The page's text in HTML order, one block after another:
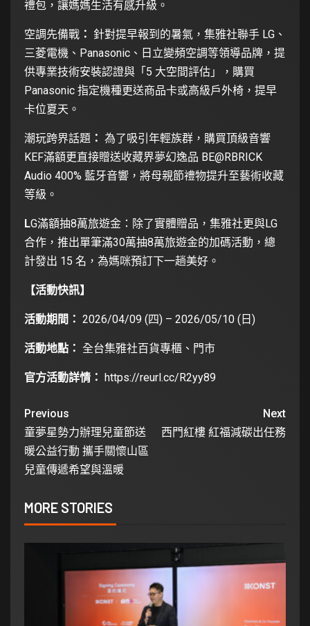
禮包，讓媽媽生活有感升級。
空調先備戰 ： 針對提早報到的暑氣，集雅社聯手 LG、
三菱電機、Panasonic、日立變頻空調等領導品牌，提
供專業技術安裝認證與「5 大空間評估」，購買
Panasonic 指定機種更送商品卡或高級戶外椅，提早
卡位夏天。
潮玩跨界話題 ： 為了吸引年輕族群，購買頂級音響
KEF滿額更直接贈送收藏界夢幻逸品 BE@RBRICK
Audio 400% 藍牙音響，將母親節禮物提升至藝術收藏
等級。
LG滿額抽8萬旅遊金：除了實體贈品，集雅社更與LG
合作，推出單筆滿30萬抽8萬旅遊金的加碼活動，總
計發出 15 名，為媽咪預訂下一趟美好。
【活動快訊】
活動期間： 2026/04/09 (四) – 2026/05/10 (日)
活動地點： 全台集雅社百貨專櫃、門市
官方活動詳情： https://reurl.cc/R2yy89
Previous
童夢星勢力辦理兒童節送
暖公益行動 攜手關懷山區
兒童傳遞希望與溫暖
Next
西門紅樓 紅福減碳出任務
MORE STORIES